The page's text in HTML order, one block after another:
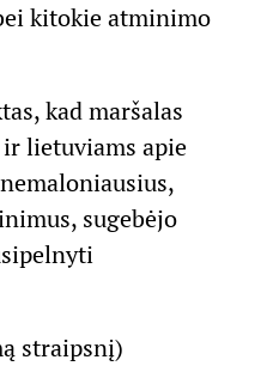
kitokie atminimo
kad maršalas
lietuviams apie
sugebėjo
straipsnį)